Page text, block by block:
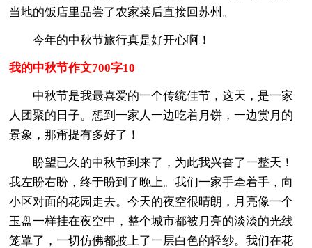
当地的饭店里品尝了农家菜后直接回苏州。
今年的中秋节旅行真是好开心啊！
我的中秋节作文700字10
中秋节是我最喜爱的一个传统佳节，这天，是一家
人团聚的日子。想到一家人一边吃着月饼，一边赏月的
景象，那甭提有多好了！
盼望已久的中秋节到来了，为此我兴奋了一整天！
我左盼右盼，终于盼到了晚上。我们一家手牵着手，向
小区对面的花园走去。今天的夜空很晴朗，月亮像一个
玉盘一样挂在夜空中，整个城市都被月亮的淡淡的光线
笼罩了，一切仿佛都披上了一层白色的轻纱。我们在花